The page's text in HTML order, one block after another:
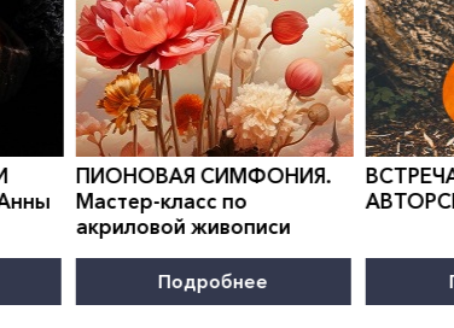
0">
ВСТРЕЧА В КЛУБЕ
АВТОРСКОЙ ПЕСНИ
Подробнее
0">